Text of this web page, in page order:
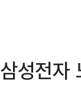
삼성전자